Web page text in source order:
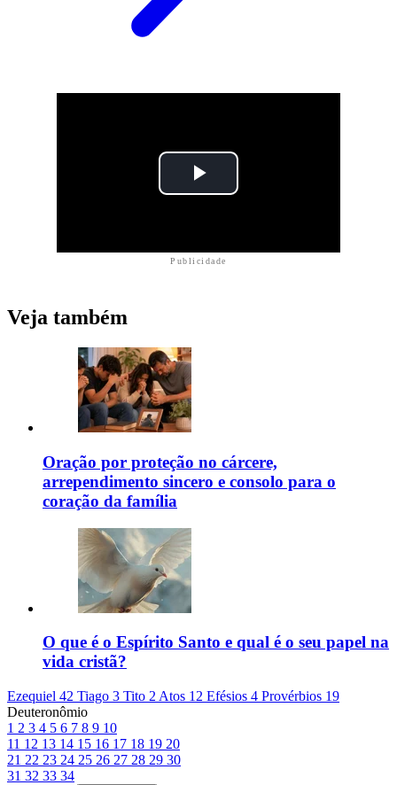
Publicidade
Veja também
Oração por proteção no cárcere,
arrependimento sincero e consolo para o
coração da família
O que é o Espírito Santo e qual é o seu papel na
vida cristã?
Ezequiel 42 Tiago 3 Tito 2 Atos 12 Efésios 4 Provérbios 19
Deuteronômio
1 2 3 4 5 6 7 8 9 10
11 12 13 14 15 16 17 18 19 20
21 22 23 24 25 26 27 28 29 30
31 32 33 34